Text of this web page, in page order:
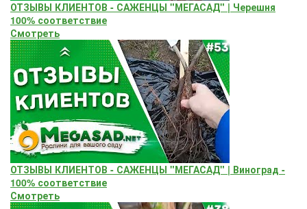
ОТЗЫВЫ КЛИЕНТОВ - САЖЕНЦЫ "МЕГАСАД" | Черешня
100% соответствие
Смотреть
ОТЗЫВЫ КЛИЕНТОВ - САЖЕНЦЫ "МЕГАСАД" | Виноград -
100% соответствие
Смотреть